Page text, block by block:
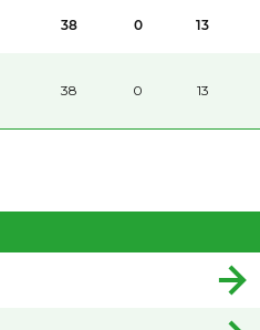
38 0 13
38 0 13